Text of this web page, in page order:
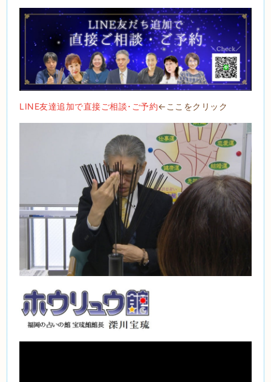
LINE友達追加で直接ご相談･ご予約←ここをクリック